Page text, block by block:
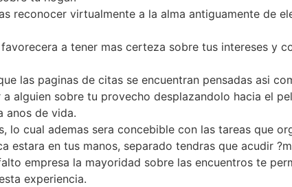
reconocer virtualmente a la alma antiguamente de
a tener mas certeza sobre tus intereses y
las paginas de citas se encuentran pensadas asi­
alguien sobre tu provecho desplazandolo hacia el
anos de vida.
cual ademas sera concebible con las tareas que
en tus manos, separado tendras que acudir
empresa la mayoridad sobre las encuentros te
experiencia.